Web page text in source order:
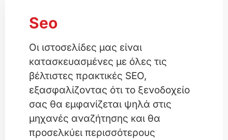
Seo
Οι ιστοσελίδες μας είναι
κατασκευασμένες με όλες τις
βέλτιστες πρακτικές SEO,
εξασφαλίζοντας ότι το ξενοδοχείο
σας θα εμφανίζεται ψηλά στις
μηχανές αναζήτησης και θα
προσελκύει περισσότερους